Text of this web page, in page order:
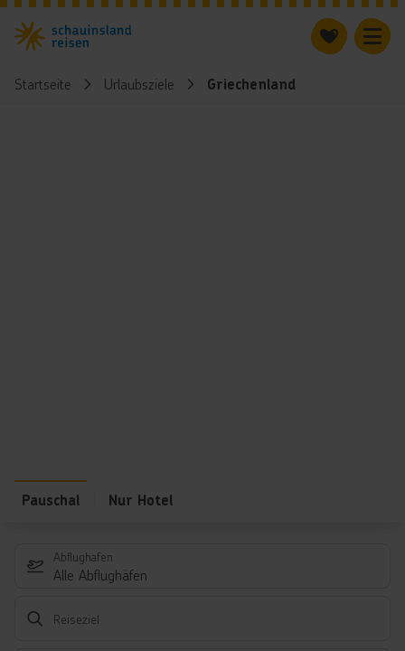
Startseite Urlaubsziele Griechenland
Pauschal Nur Hotel
Abflughafen
Alle Abflughäfen
Reiseziel